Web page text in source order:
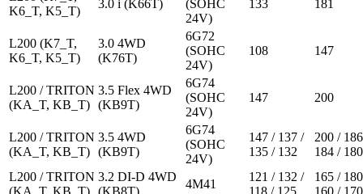
K6_T, K5_T)
3.0 i (K66T)
(SOHC
24V)
133 181
L200 (K7_T,
K6_T, K5_T)
3.0 4WD
(K76T)
6G72
(SOHC
24V)
108 147
L200 / TRITON
(KA_T, KB_T)
3.5 Flex 4WD
(KB9T)
6G74
(SOHC
24V)
147 200
L200 / TRITON
(KA_T, KB_T)
3.5 4WD
(KB9T)
6G74
(SOHC
24V)
147 / 137 /
135 / 132
200 /
184 / 180
L200 / TRITON
(KA_T, KB_T)
3.2 DI-D 4WD
(KB8T)
4M41
121 / 132 /
118 / 125
165 /
160 / 170